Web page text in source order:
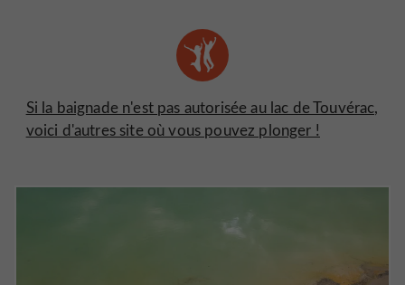
Si la baignade n'est pas autorisée au lac de Touvérac,
voici d'autres site où vous pouvez plonger !